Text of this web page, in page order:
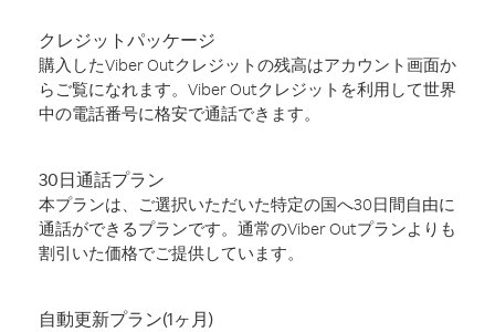
クレジットパッケージ
購入したViber Outクレジットの残高はアカウント画面か
らご覧になれます。Viber Outクレジットを利用して世界
中の電話番号に格安で通話できます。
30日通話プラン
本プランは、ご選択いただいた特定の国へ30日間自由に
通話ができるプランです。通常のViber Outプランよりも
割引いた価格でご提供しています。
自動更新プラン(1ヶ月)